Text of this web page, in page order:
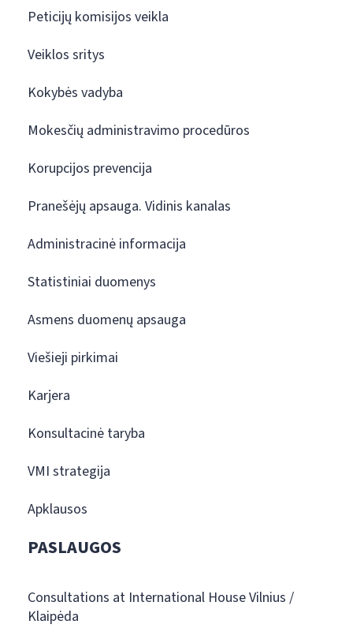
Peticijų komisijos veikla
Veiklos sritys
Kokybės vadyba
Mokesčių administravimo procedūros
Korupcijos prevencija
Pranešėjų apsauga. Vidinis kanalas
Administracinė informacija
Statistiniai duomenys
Asmens duomenų apsauga
Viešieji pirkimai
Karjera
Konsultacinė taryba
VMI strategija
Apklausos
PASLAUGOS
Consultations at International House Vilnius /
Klaipėda